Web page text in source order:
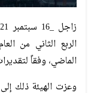
الماضي، وفقاً